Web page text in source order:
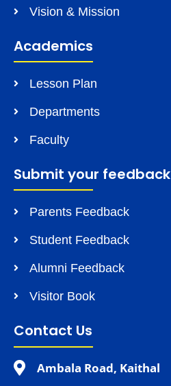
Vision & Mission
Academics
Lesson Plan
Departments
Faculty
Submit your feedback
Parents Feedback
Student Feedback
Alumni Feedback
Visitor Book
Contact Us
Ambala Road, Kaithal